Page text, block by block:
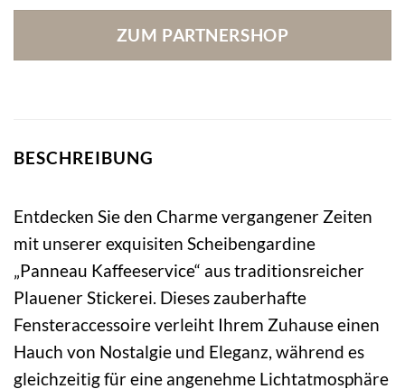
ZUM PARTNERSHOP
BESCHREIBUNG
Entdecken Sie den Charme vergangener Zeiten
mit unserer exquisiten Scheibengardine
„Panneau Kaffeeservice“ aus traditionsreicher
Plauener Stickerei. Dieses zauberhafte
Fensteraccessoire verleiht Ihrem Zuhause einen
Hauch von Nostalgie und Eleganz, während es
gleichzeitig für eine angenehme Lichtatmosphäre